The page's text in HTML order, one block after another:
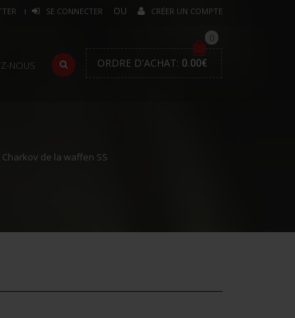
SE CONNECTER CRÉER UN COMPTE
NOUS
0
ORDRE D'ACHAT: 0.00€
Charkov de la waffen SS